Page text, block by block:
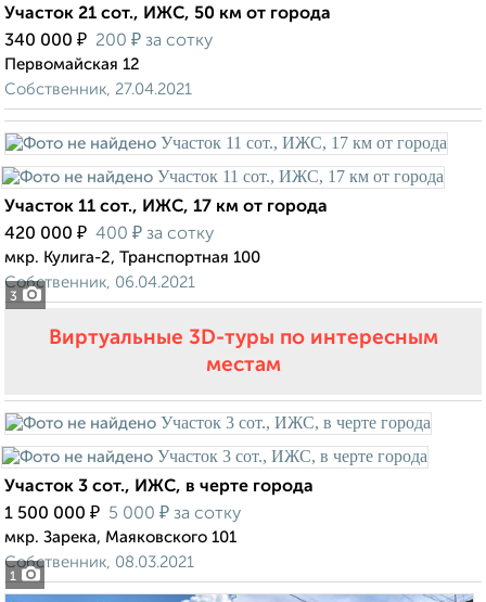
Участок 21 сот., ИЖС, 50 км от города
340 000 ₽ 200 ₽ за сотку
Первомайская 12
Собственник, 27.04.2021
3
Участок 11 сот., ИЖС, 17 км от города
420 000 ₽ 400 ₽ за сотку
мкр. Кулига-2, Транспортная 100
Собственник, 06.04.2021
Виртуальные 3D-туры по интересным
местам
1
Участок 3 сот., ИЖС, в черте города
1 500 000 ₽ 5 000 ₽ за сотку
мкр. Зарека, Маяковского 101
Собственник, 08.03.2021